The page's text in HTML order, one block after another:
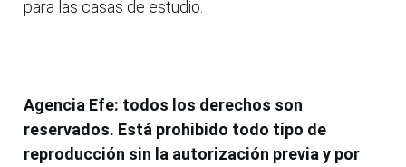
para las casas de estudio.
Agencia Efe: todos los derechos son
reservados. Está prohibido todo tipo de
reproducción sin la autorización previa y por